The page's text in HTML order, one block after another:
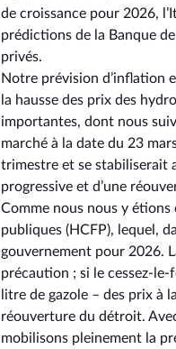
de croissance pour 2026,
prédictions de la Banque
privés.
Notre prévision d’inflation
la hausse des prix des
importantes, dont nous
marché à la date du 23
trimestre et se stabiliserait
progressive et d’une
Comme nous nous y étions
publiques (HCFP), lequel,
gouvernement pour 2026.
précaution ; si le cessez-
litre de gazole – des prix à
réouverture du détroit.
mobilisons pleinement la